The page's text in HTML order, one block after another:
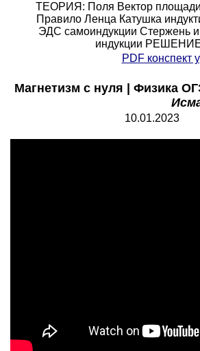
ТЕОРИЯ: Поля Вектор площади
Правило Ленца Катушка
ЭДС самоиндукции Стержень
индукции
PDF конспект
Магнетизм с нуля | Физика
10.01.2023